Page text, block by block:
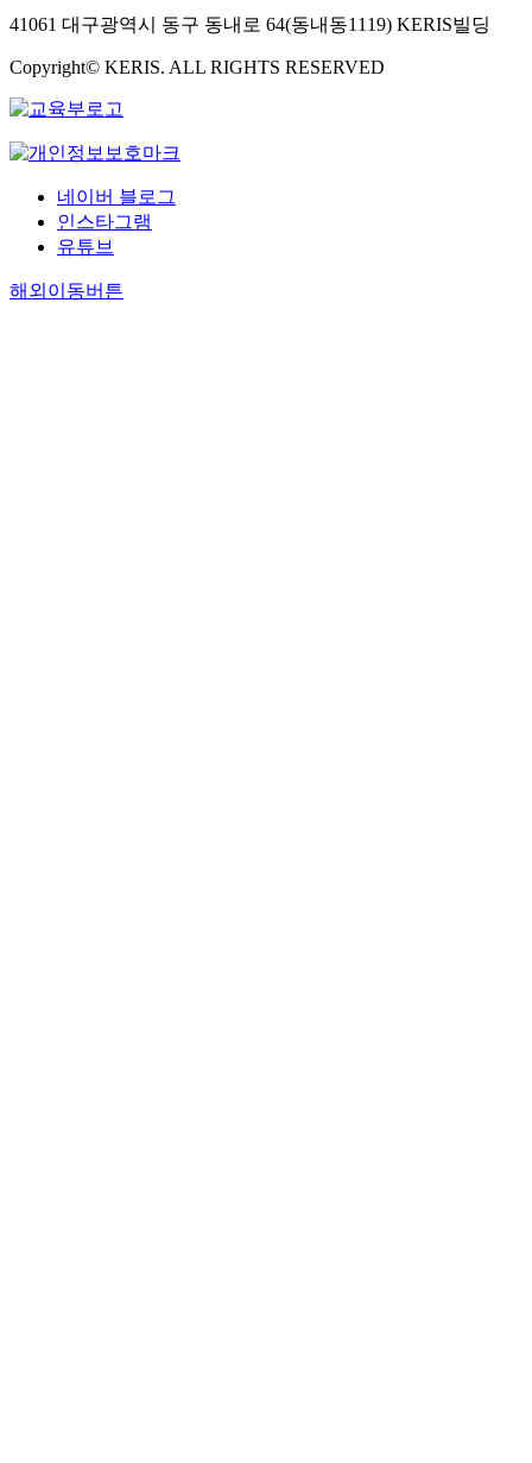
41061 대구광역시 동구 동내로 64(동내동1119) KERIS빌딩
Copyright© KERIS. ALL RIGHTS RESERVED
네이버 블로그
인스타그램
유튜브
해외이동버튼